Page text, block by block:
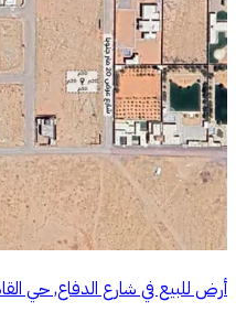
أرض للبيع في شارع الدفاع, حي